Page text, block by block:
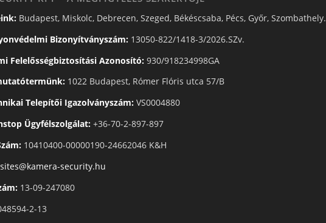
Budapest, Miskolc, Debrecen, Szeged, Békéscsaba, Pécs, Győr, Szombathely.
Bizonyítványszám: 13050-822/1418-3/2026.SZv.
Felelősségbiztosítási Azonosító: 930/918234998GA
1022 Budapest, Rómer Flóris utca 57/B
Telepítői Igazolványszám: VS0004880
Ügyfélszolgálat: +36-70-2-897-897
10410400-00000190-24662046 K&H
security.hu
13-09-247080
2-13